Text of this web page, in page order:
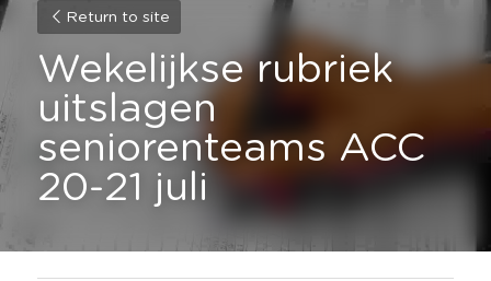
Return to site
Wekelijkse rubriek
uitslagen
seniorenteams ACC
20-21 juli